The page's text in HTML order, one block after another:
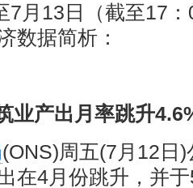
7月13日（截至17
数据简析：
业产出月率跳升
(ONS)周五(7月12日
在4月份跳升，并